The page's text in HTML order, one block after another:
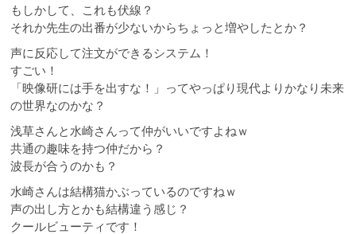
もしかして、これも伏線？
それか先生の出番が少ないからちょっと増やしたとか？
声に反応して注文ができるシステム！
すごい！
「映像研には手を出すな！」ってやっぱり現代よりかなり未来
の世界なのかな？
浅草さんと水崎さんって仲がいいですよねｗ
共通の趣味を持つ仲だから？
波長が合うのかも？
水崎さんは結構猫かぶっているのですねｗ
声の出し方とかも結構違う感じ？
クールビューティです！